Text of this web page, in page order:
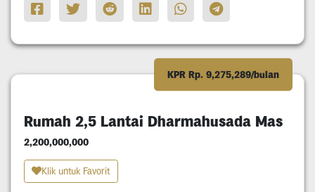
KPR Rp. 9,275,289/bulan
Rumah 2,5 Lantai Dharmahusada Mas
2,200,000,000
Klik untuk Favorit